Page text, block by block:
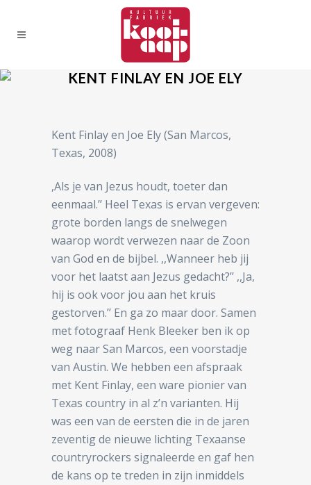
KENT FINLAY EN JOE ELY
Kent Finlay en Joe Ely (San Marcos,
Texas, 2008)
,Als je van Jezus houdt, toeter dan
eenmaal.’’ Heel Texas is ervan vergeven:
grote borden langs de snelwegen
waarop wordt verwezen naar de Zoon
van God en de bijbel. ,,Wanneer heb jij
voor het laatst aan Jezus gedacht?’’ ,,Ja,
hij is ook voor jou aan het kruis
gestorven.’’ En ga zo maar door. Samen
met fotograaf Henk Bleeker ben ik op
weg naar San Marcos, een voorstadje
van Austin. We hebben een afspraak
met Kent Finlay, een ware pionier van
Texas country in al z’n varianten. Hij
was een van de eersten die in de jaren
zeventig de nieuwe lichting Texaanse
countryrockers signaleerde en gaf hen
de kans op te treden in zijn inmiddels